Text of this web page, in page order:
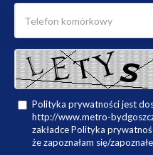
Polityka prywatności jest
http://www.metro-
zakładce Polityka
że zapoznałam się/